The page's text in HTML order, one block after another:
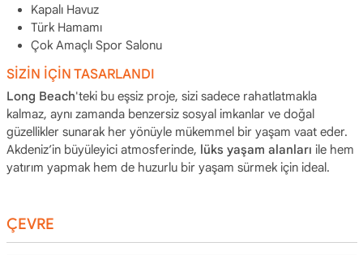
Kapalı Havuz
Türk Hamamı
Çok Amaçlı Spor Salonu
SİZİN İÇİN TASARLANDI
Long Beach'teki bu eşsiz proje, sizi sadece rahatlatmakla
kalmaz, aynı zamanda benzersiz sosyal imkanlar ve doğal
güzellikler sunarak her yönüyle mükemmel bir yaşam vaat eder.
Akdeniz’in büyüleyici atmosferinde, lüks yaşam alanları ile hem
yatırım yapmak hem de huzurlu bir yaşam sürmek için ideal.
ÇEVRE